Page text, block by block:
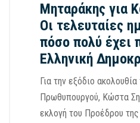
Μηταράκης για
Οι τελευταίες
πόσο πολύ έχει
Ελληνική
Για την εξόδιο
Πρωθυπουργού, Κώστα
εκλογή του Προέδρου